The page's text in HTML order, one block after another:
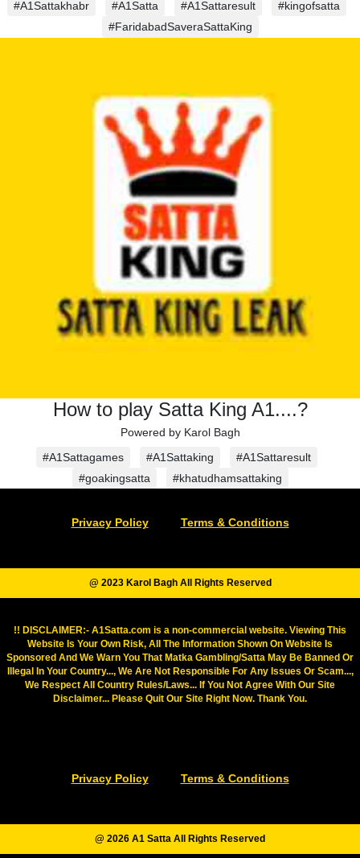
#A1Sattakhabr
#A1Satta #A1Sattaresult
#kingofsatta
#FaridabadSaveraSattaKing
How to play Satta King A1....?
Powered by Karol Bagh
#A1Sattagames
#A1Sattaking
#A1Sattaresult
#goakingsatta
#khatudhamsattaking
Privacy Policy Terms & Conditions
@ 2023 Karol Bagh All Rights Reserved
!! DISCLAIMER:- A1Satta.com is a non-commercial website. Viewing This
Website Is Your Own Risk, All The Information Shown On Website Is
Sponsored And We Warn You That Matka Gambling/Satta May Be Banned Or
Illegal In Your Country..., We Are Not Responsible For Any Issues Or Scam...,
We Respect All Country Rules/Laws... If You Not Agree With Our Site
Disclaimer... Please Quit Our Site Right Now. Thank You.
Privacy Policy Terms & Conditions
@ 2026 A1 Satta All Rights Reserved